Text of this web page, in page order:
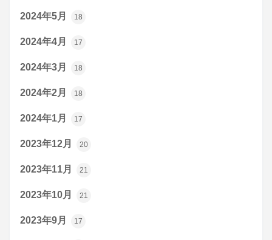
2024年5月 18
2024年4月 17
2024年3月 18
2024年2月 18
2024年1月 17
2023年12月 20
2023年11月 21
2023年10月 21
2023年9月 17